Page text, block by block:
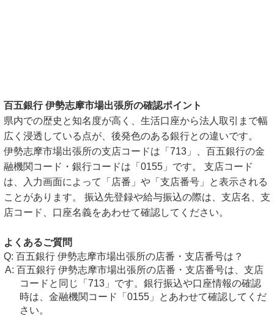
百五銀行 伊勢志摩市場出張所の確認ポイント
県内での歴史と知名度が高く、生活口座から法人取引まで幅
広く浸透している点が、後発色のある銀行との違いです。
伊勢志摩市場出張所の支店コードは「713」、百五銀行の金
融機関コード・銀行コードは「0155」です。 支店コード
は、入力画面によって「店番」や「支店番号」と表示される
ことがあります。 振込先登録や給与振込の際は、支店名、支
店コード、口座名義をあわせて確認してください。
よくあるご質問
百五銀行 伊勢志摩市場出張所の店番・支店番号は？
百五銀行 伊勢志摩市場出張所の店番・支店番号は、支店
コードと同じ「713」です。銀行振込や口座情報の確認
時は、金融機関コード「0155」とあわせて確認してくだ
さい。